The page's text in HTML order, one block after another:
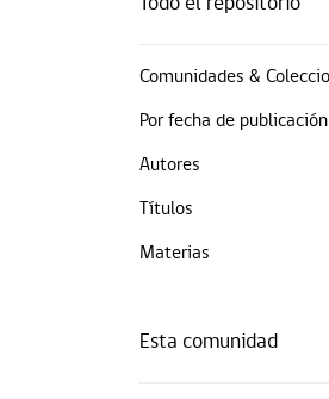
Comunidades &
Por fecha de publicación
Autores
Títulos
Materias
Esta comunidad